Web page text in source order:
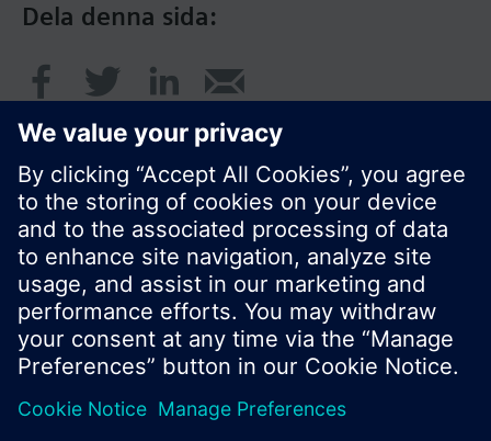
Dela denna sida:
© Siemens AB, Building Technologies Division,
CPS - 2017
Produktportfölj och priser kan variera mellan